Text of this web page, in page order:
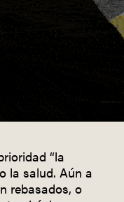
“la
la salud. Aún a
rebasados, o